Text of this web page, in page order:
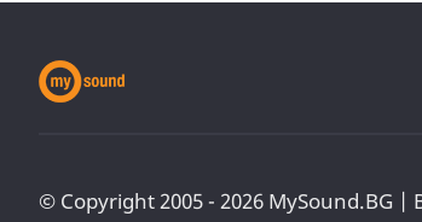
© Copyright 2005 - 2026 MySound.BG |